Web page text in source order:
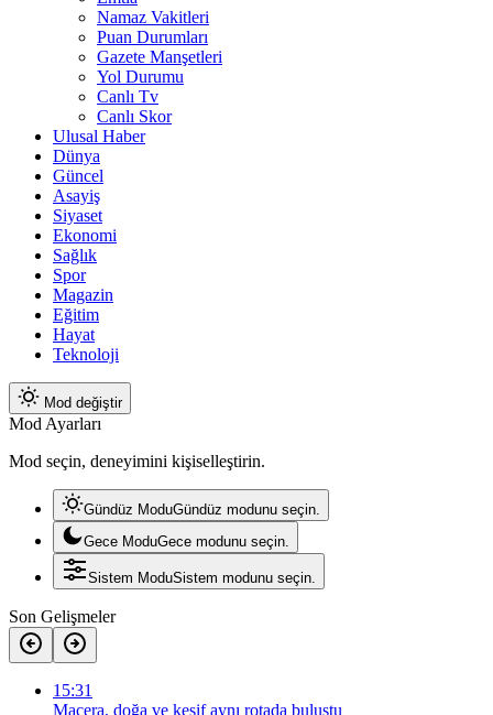
Namaz Vakitleri
Puan Durumları
Gazete Manşetleri
Yol Durumu
Canlı Tv
Canlı Skor
Ulusal Haber
Dünya
Güncel
Asayiş
Siyaset
Ekonomi
Sağlık
Spor
Magazin
Eğitim
Hayat
Teknoloji
Mod değiştir
Mod Ayarları
Mod seçin, deneyimini kişiselleştirin.
Gündüz ModuGündüz modunu seçin.
Gece ModuGece modunu seçin.
Sistem ModuSistem modunu seçin.
Son Gelişmeler
15:31
Macera, doğa ve keşif aynı rotada buluştu